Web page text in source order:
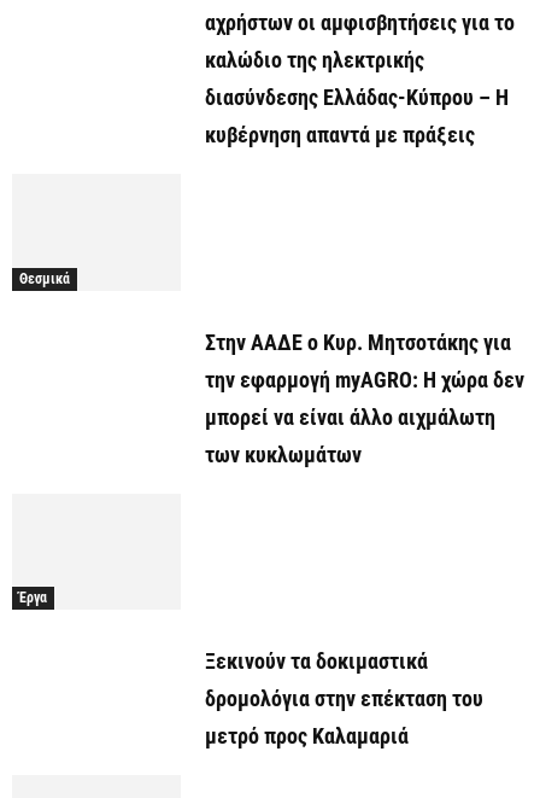
αχρήστων οι αμφισβητήσεις για το
καλώδιο της ηλεκτρικής
διασύνδεσης Ελλάδας-Κύπρου – Η
κυβέρνηση απαντά με πράξεις
Θεσμικά
Στην ΑΑΔΕ ο Κυρ. Μητσοτάκης για
την εφαρμογή myAGRO: Η χώρα δεν
μπορεί να είναι άλλο αιχμάλωτη
των κυκλωμάτων
Έργα
Ξεκινούν τα δοκιμαστικά
δρομολόγια στην επέκταση του
μετρό προς Καλαμαριά